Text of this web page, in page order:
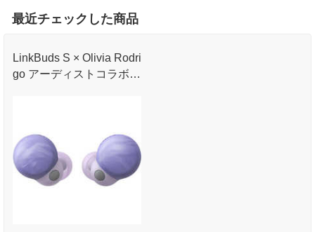
最近チェックした商品
LinkBuds S × Olivia Rodri
go アーディストコラボモ